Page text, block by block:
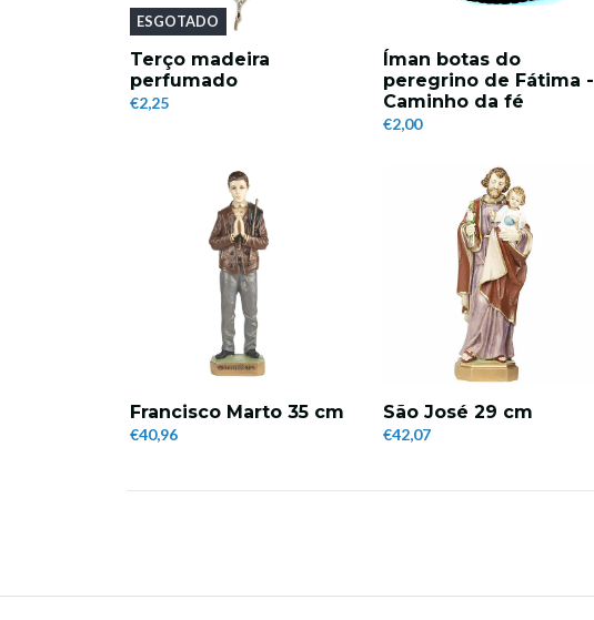
ESGOTADO
Terço madeira
perfumado
€2,25
Íman botas do
peregrino de Fátima -
Caminho da fé
€2,00
Francisco Marto 35 cm
€40,96
São José 29 cm
€42,07